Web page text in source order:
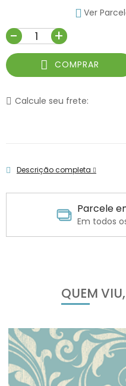
Ver
- +
COMPRAR
Calcule seu frete:
Descrição completa
Parcele
Em todos
QUEM